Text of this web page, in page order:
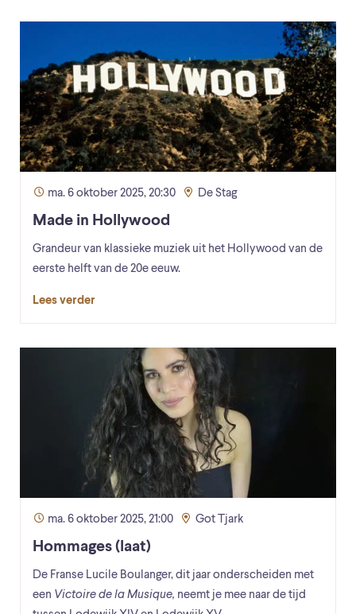
ma. 6 oktober 2025, 20:30 De Stag
Made in Hollywood
Grandeur van klassieke muziek uit het Hollywood van de
eerste helft van de 20e eeuw.
Lees verder
ma. 6 oktober 2025, 21:00 Got Tjark
Hommages (laat)
De Franse Lucile Boulanger, dit jaar onderscheiden met
een Victoire de la Musique, neemt je mee naar de tijd